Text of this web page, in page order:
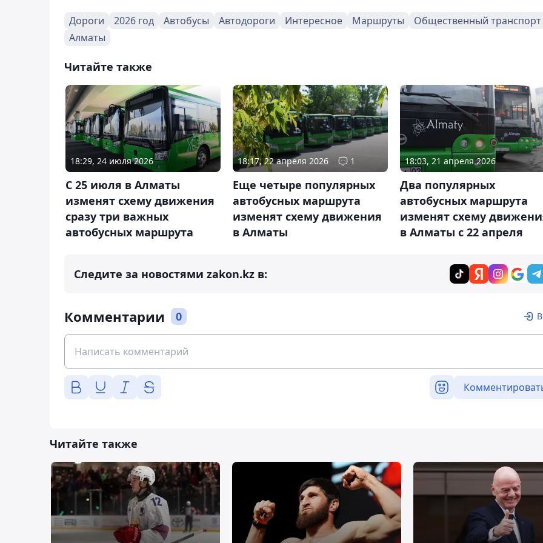
Дороги 2026 год Автобусы Автодороги Интересное Маршруты
Общественный транспорт
Алматы
Читайте также
18:29, 24 июля 2026
С 25 июля в Алматы
изменят схему движения
сразу три важных
автобусных маршрута
18:17, 22 апреля 2026 1
Еще четыре популярных
автобусных маршрута
изменят схему движения
в Алматы
18:03, 21 апреля 2026
Два популярных
автобусных маршрута
изменят схему
в Алматы с 22 апреля
Следите за новостями zakon.kz в:
Комментарии 0
Читайте также